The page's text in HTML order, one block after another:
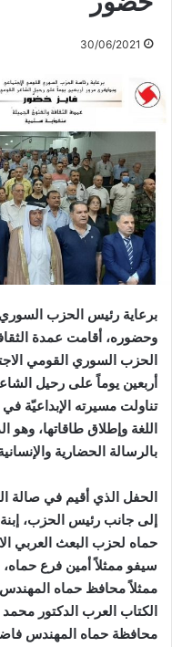
30/06/2021
برعاية رئيس الحزب
وحضوره، أقامت عمدة
الحزب السوري القومي
أربعين يوماً على رحيل
تناولت مسيرته الإبداعيّة
اللغة وإطلاق طاقاتها،
بالرسالة الحضارية
الحفل الذي أقيم في صالة
إلى جانب رئيس الحزب،
حماه لحزب البعث العربي
سيفو ممثلاً أمين فرع حماه،
ممثلاً محافظ حماه
الكتاب العرب الدكتور
محافظة حماه المهندس